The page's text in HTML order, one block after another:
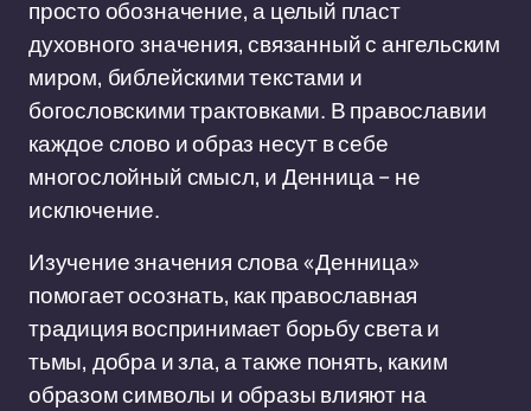
просто обозначение, а целый пласт
духовного значения, связанный с ангельским
миром, библейскими текстами и
богословскими трактовками. В православии
каждое слово и образ несут в себе
многослойный смысл, и Денница – не
исключение.
Изучение значения слова «Денница»
помогает осознать, как православная
традиция воспринимает борьбу света и
тьмы, добра и зла, а также понять, каким
образом символы и образы влияют на